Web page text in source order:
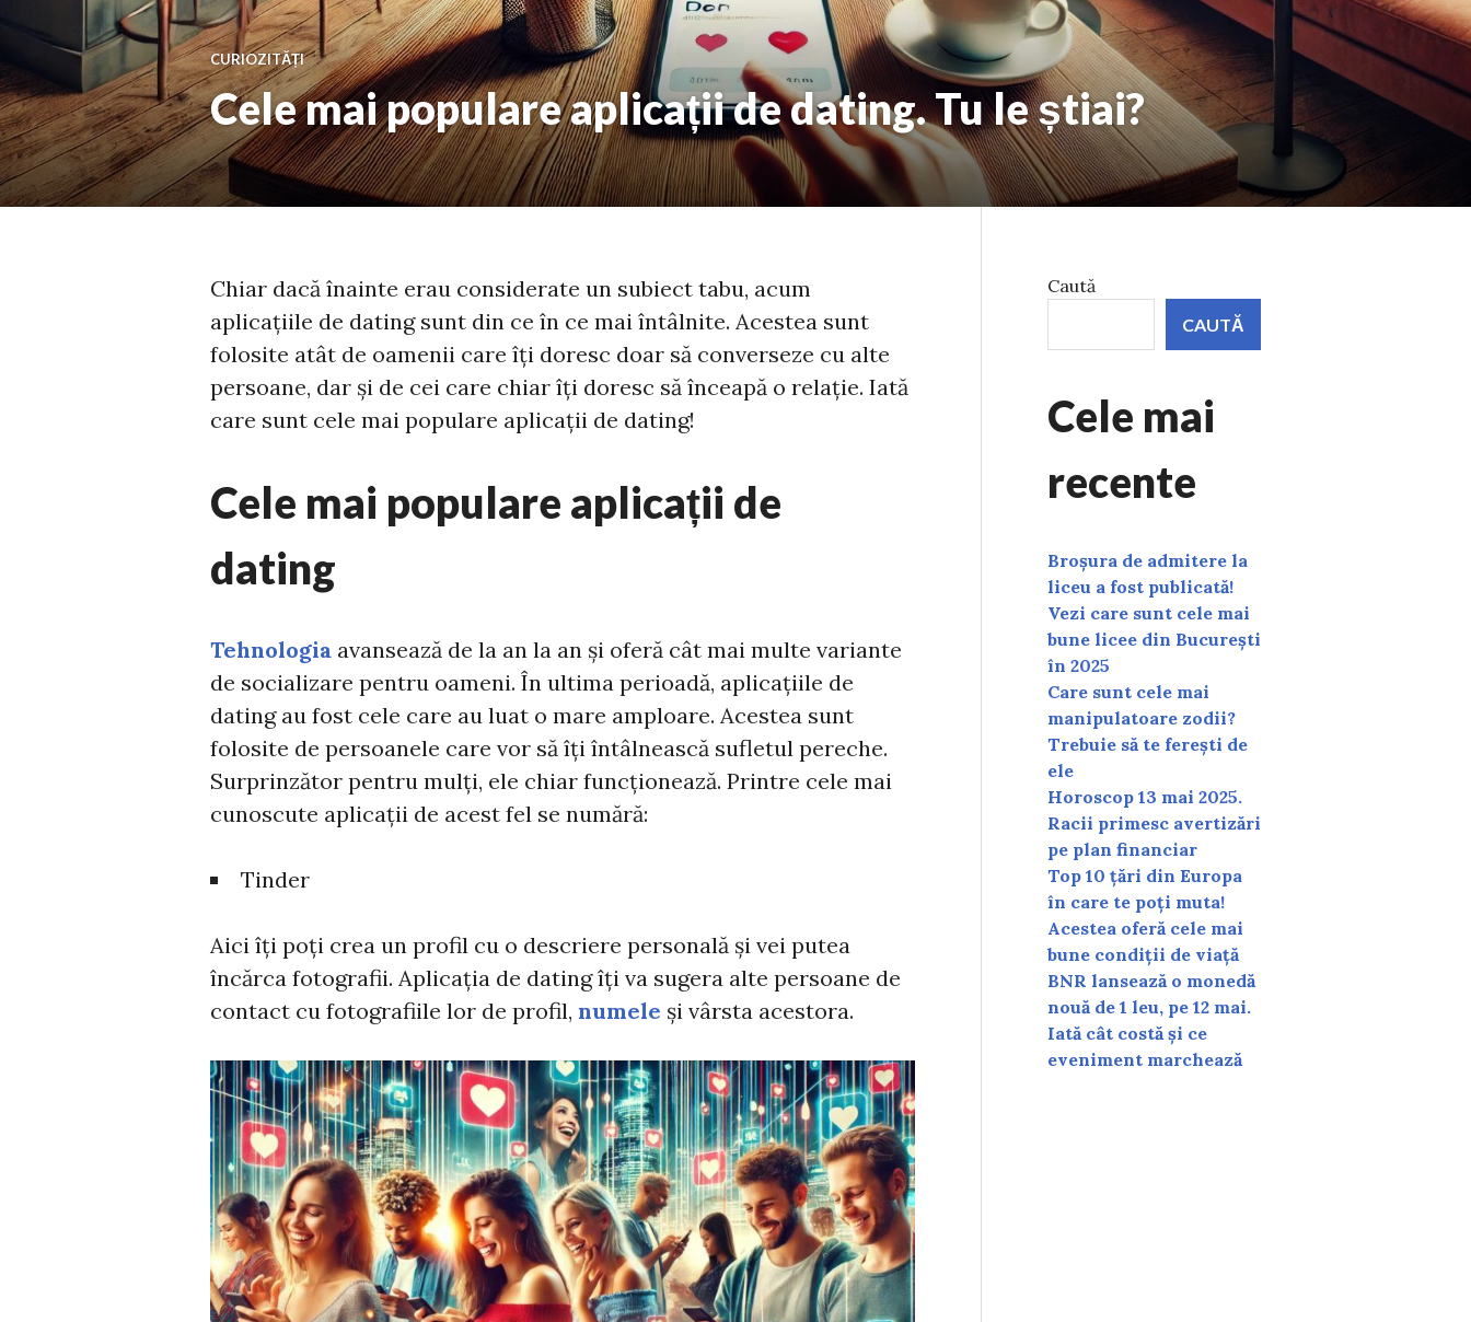
CURIOZITĂȚI
Cele mai populare aplicații de dating. Tu le știai?
Chiar dacă înainte erau considerate un subiect tabu, acum
aplicațiile de dating sunt din ce în ce mai întâlnite. Acestea sunt
folosite atât de oamenii care îți doresc doar să converseze cu alte
persoane, dar și de cei care chiar îți doresc să înceapă o relație. Iată
care sunt cele mai populare aplicații de dating!
Cele mai populare aplicații de
dating
Tehnologia avansează de la an la an și oferă cât mai multe variante
de socializare pentru oameni. În ultima perioadă, aplicațiile de
dating au fost cele care au luat o mare amploare. Acestea sunt
folosite de persoanele care vor să îți întâlnească sufletul pereche.
Surprinzător pentru mulți, ele chiar funcționează. Printre cele mai
cunoscute aplicații de acest fel se numără:
Tinder
Aici îți poți crea un profil cu o descriere personală și vei putea
încărca fotografii. Aplicația de dating îți va sugera alte persoane de
contact cu fotografiile lor de profil, numele și vârsta acestora.
Caută
CAUTĂ
Cele mai
recente
Broșura de admitere la
liceu a fost publicată!
Vezi care sunt cele mai
bune licee din București
în 2025
Care sunt cele mai
manipulatoare zodii?
Trebuie să te ferești de
ele
Horoscop 13 mai 2025.
Racii primesc avertizări
pe plan financiar
Top 10 țări din Europa
în care te poți muta!
Acestea oferă cele mai
bune condiții de viață
BNR lansează o monedă
nouă de 1 leu, pe 12 mai.
Iată cât costă și ce
eveniment marchează